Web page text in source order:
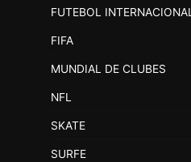
FUTEBOL INTERNACIONAL
FIFA
MUNDIAL DE CLUBES
NFL
SKATE
SURFE